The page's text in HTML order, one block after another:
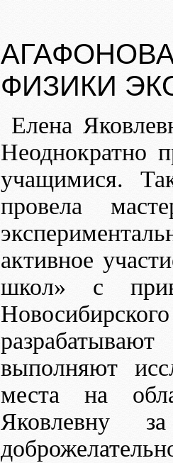
ФИЗИКИ
Елена
Неоднократно
учащимися.
провела
активное
школ» с
выполняют
места на
Яковлевну